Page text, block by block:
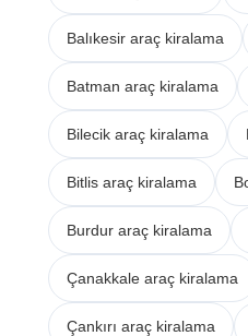
Balıkesir araç kiralama
Batman araç kiralama
Bilecik araç kiralama
Bitlis araç kiralama
Burdur araç kiralama
Çanakkale araç kiralama
Çankırı araç kiralama